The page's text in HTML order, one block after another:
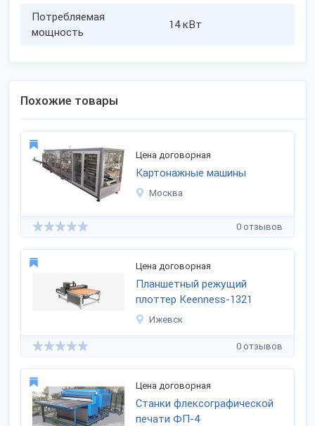
Потребляемая
мощность
14 кВт
Похожие товары
Цена договорная
Картонажные машины
Москва
0 отзывов
Цена договорная
Планшетный режущий
плоттер Keenness-1321
Ижевск
0 отзывов
Цена договорная
Станки флексографической
печати ФП-4